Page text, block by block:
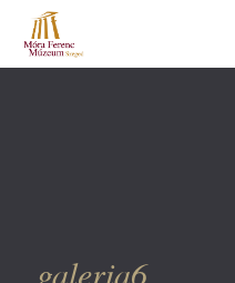
galeria6